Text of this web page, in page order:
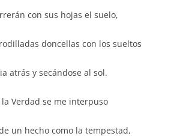
con sus hojas el suelo,
doncellas con los sueltos
atrás y secándose al sol.
Verdad se me interpuso
un hecho como la tempestad,